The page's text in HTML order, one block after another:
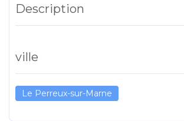
Description
ville
Le Perreux-sur-Marne